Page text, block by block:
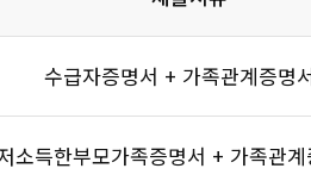
수급자증명서 + 가족관계증명
소득한부모가족증명서 + 가족관